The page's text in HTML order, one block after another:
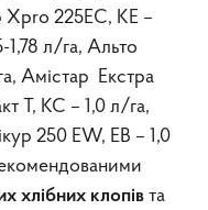
Xpro 225ЕС, КЕ –
1,78 л/га, Альто
Амістар Екстра
Т, КС – 1,0 л/га,
250 ЕW, ЕВ – 1,0
хлібних клопів та